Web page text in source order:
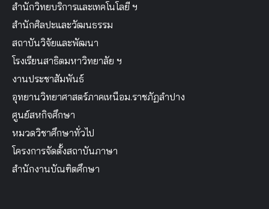
สำนักวิทยบริการและเทคโนโลยี ฯ
สำนักศิลปะและวัฒนธรรม
สถาบันวิจัยและพัฒนา
โรงเรียนสาธิตมหาวิทยาลัย ฯ
งานประชาสัมพันธ์
อุทยานวิทยาศาสตร์ภาคเหนือม.ราชภัฏลำปาง
ศูนย์สหกิจศึกษา
หมวดวิชาศึกษาทั่วไป
โครงการจัดตั้งสถาบันภาษา
สำนักงานบัณฑิตศึกษา